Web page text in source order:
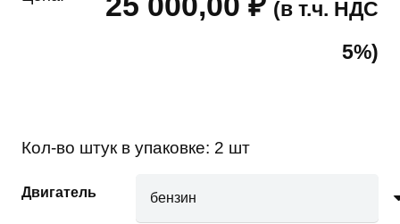
(в т.ч. НДС
5%)
Кол-во штук в упаковке: 2 шт
Двигатель